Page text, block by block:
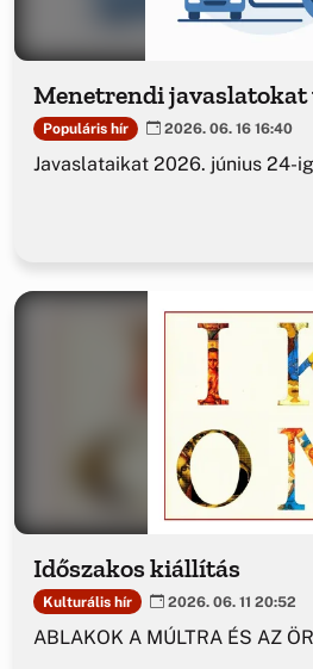
Menetrendi
Populáris hír 2026. 06. 16 16:40
Javaslataikat 2026. június 24-
Időszakos kiállítás
Kulturális hír 2026. 06. 11 20:52
ABLAKOK A MÚLTRA ÉS AZ